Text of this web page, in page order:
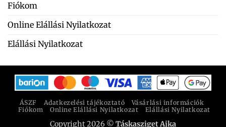
Fiókom
Online Elállási Nyilatkozat
Elállási Nyilatkozat
ÁSZF Adatkezelési tájékoztató
Vásárlási információk
Fiókom
Online Elállási Nyilatkozat Elállási Nyilatkozat
Copyright 2026 © Táskasziget Ajka